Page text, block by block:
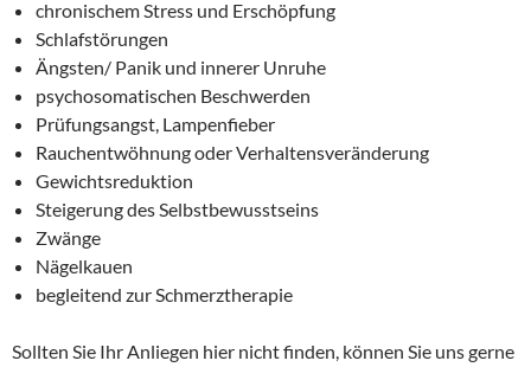
chronischem Stress und Erschöpfung
Schlafstörungen
Ängsten/ Panik und innerer Unruhe
psychosomatischen Beschwerden
Prüfungsangst, Lampenfieber
Rauchentwöhnung oder Verhaltensveränderung
Gewichtsreduktion
Steigerung des Selbstbewusstseins
Zwänge
Nägelkauen
begleitend zur Schmerztherapie
Sollten Sie Ihr Anliegen hier nicht finden, können Sie uns gerne